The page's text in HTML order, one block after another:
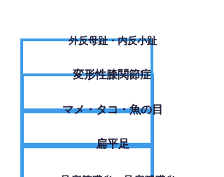
外反母趾・内反小趾
変形性膝関節症
​マメ・タコ・魚の目
扁平足